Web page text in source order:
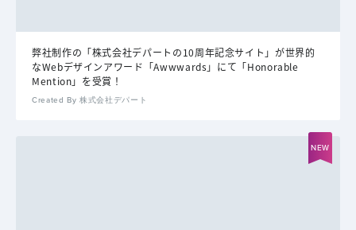
弊社制作の「株式会社デパートの10周年記念サイト」が世界的
なWebデザインアワード「Awwwards」にて「Honorable
Mention」を受賞！
Created By 株式会社デパート